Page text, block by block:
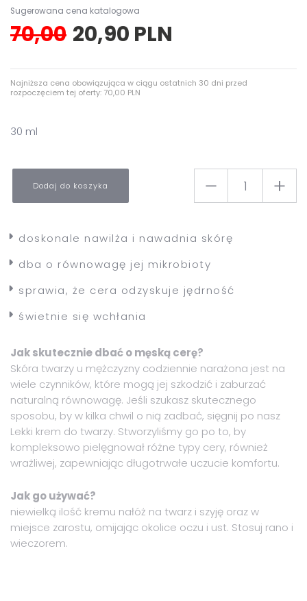
Sugerowana cena katalogowa
70,00 20,90 PLN
Najniższa cena obowiązująca w ciągu ostatnich 30 dni przed
rozpoczęciem tej oferty: 70,00 PLN
30 ml
Dodaj do koszyka
doskonale nawilża i nawadnia skórę
dba o równowagę jej mikrobioty
sprawia, że cera odzyskuje jędrność
świetnie się wchłania
Jak skutecznie dbać o męską cerę?
Skóra twarzy u mężczyzny codziennie narażona jest na
wiele czynników, które mogą jej szkodzić i zaburzać
naturalną równowagę. Jeśli szukasz skutecznego
sposobu, by w kilka chwil o nią zadbać, sięgnij po nasz
Lekki krem do twarzy. Stworzyliśmy go po to, by
kompleksowo pielęgnował różne typy cery, również
wrażliwej, zapewniając długotrwałe uczucie komfortu.
Jak go używać?
niewielką ilość kremu nałóż na twarz i szyję oraz w
miejsce zarostu, omijając okolice oczu i ust. Stosuj rano i
wieczorem.